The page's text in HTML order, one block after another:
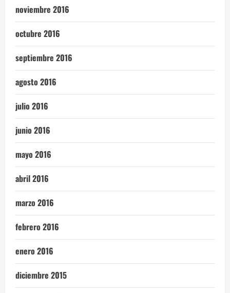
noviembre 2016
octubre 2016
septiembre 2016
agosto 2016
julio 2016
junio 2016
mayo 2016
abril 2016
marzo 2016
febrero 2016
enero 2016
diciembre 2015